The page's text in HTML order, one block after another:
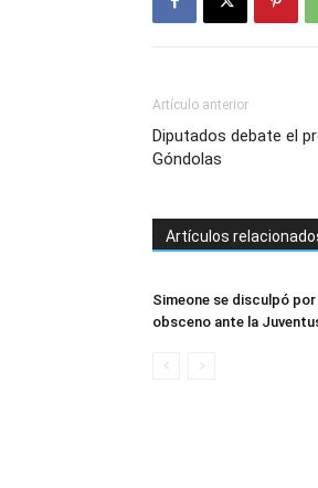
Artículo anterior
Diputados debate el
Góndolas
Artículos
Simeone se disculpó
obsceno ante la